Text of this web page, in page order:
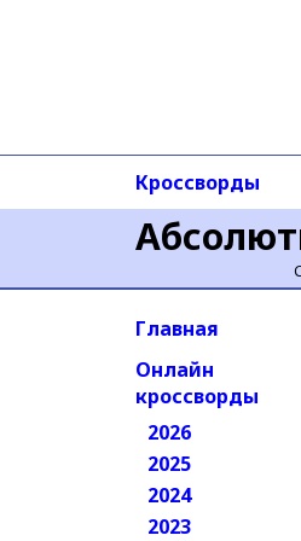
Кроссворды
Главная
Онлайн
кроссворды
2026
2025
2024
2023